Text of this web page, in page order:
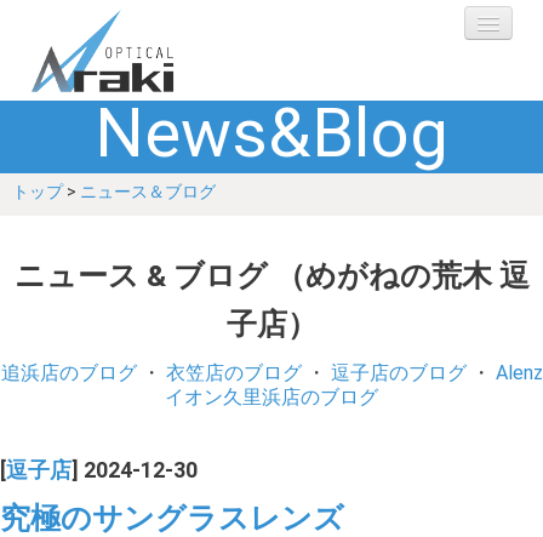
選ばれる理由
ブランド
ショップ
お客さまの声
News&Blog
トップ> ニュース＆ブログ
ニュース & ブログ （めがねの荒木 逗
子店）
追浜店のブログ・ 衣笠店のブログ・ 逗子店のブログ・ Alenz
イオン久里浜店のブログ
逗子店 ] 2024-12-30
究極のサングラスレンズ